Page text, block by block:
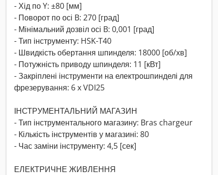
- Хід по Y: ±80 [мм]
- Поворот по осі B: 270 [град]
- Мінімальний дозвіл осі B: 0,001 [град]
- Тип інструменту: HSK-T40
- Швидкість обертання шпинделя: 18000 [об/хв]
- Потужність приводу шпинделя: 11 [кВт]
- Закріплені інструменти на електрошпинделі для
фрезерування: 6 x VDI25
ІНСТРУМЕНТАЛЬНИЙ МАГАЗИН
- Тип інструментального магазину: Bras chargeur
- Кількість інструментів у магазині: 80
- Час заміни інструменту: 4,5 [сек]
ЕЛЕКТРИЧНЕ ЖИВЛЕННЯ